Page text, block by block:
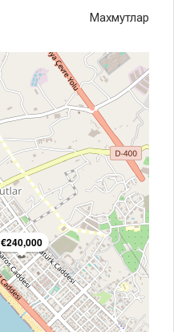
Махмутлар
€240,000